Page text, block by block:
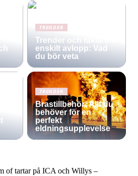
TRENDER
Trender och fakta om
enskilt avlopp: Vad
du bör veta
TRENDER
Brastillbehör: Allt du
behöver för en
perfekt
eldningsupplevelse
of tartar på ICA och Willys –